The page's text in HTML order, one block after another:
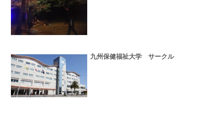
九州保健福祉大学 サークル